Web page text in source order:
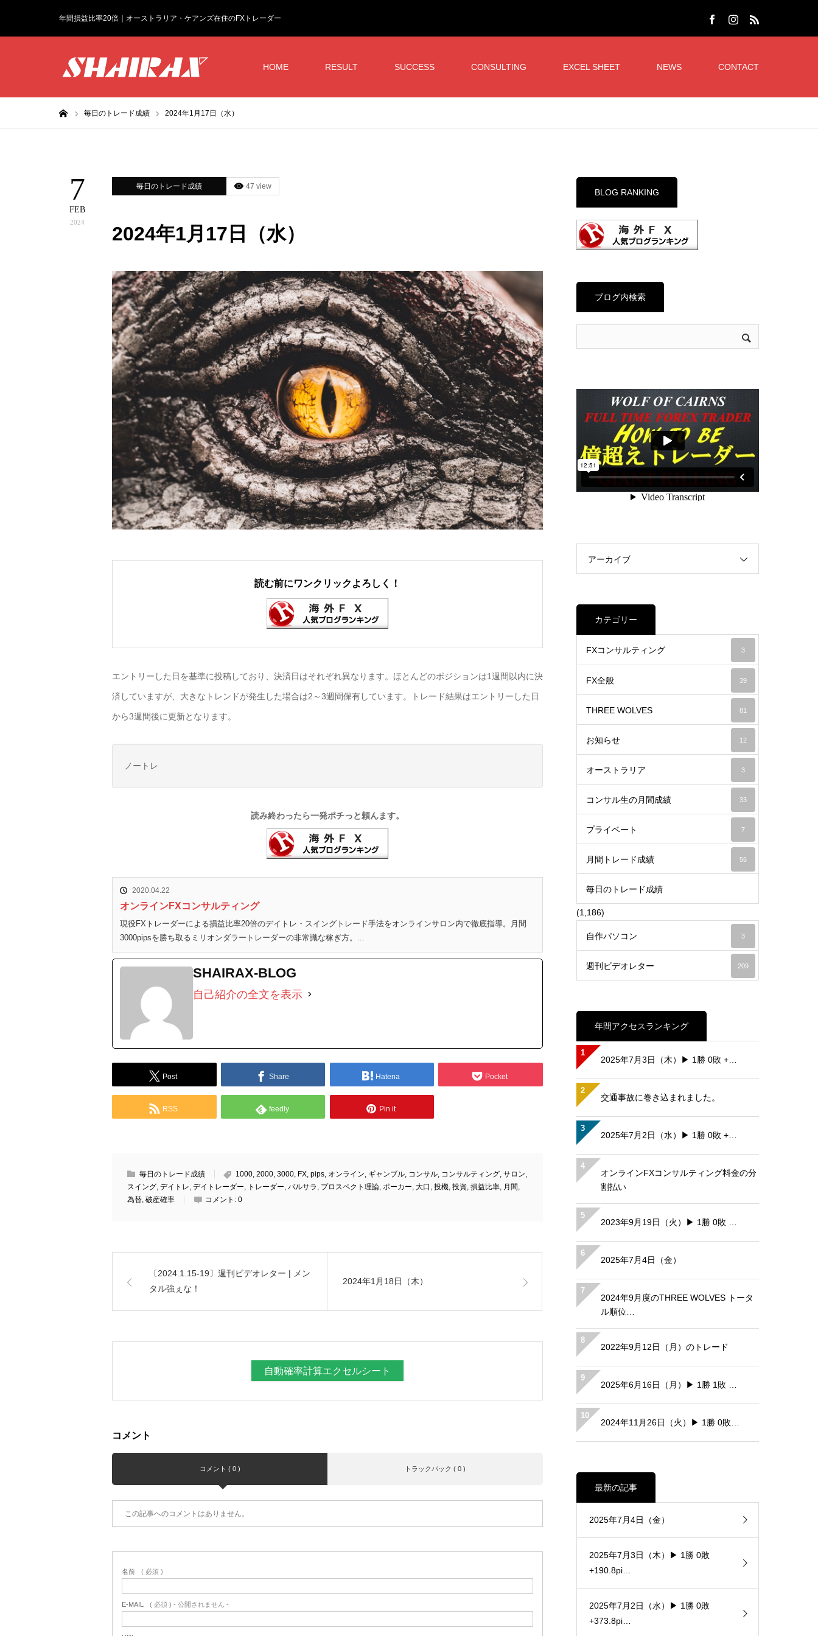
年間損益比率20倍｜オーストラリア・ケアンズ在住のFXトレーダー
HOME RESULT SUCCESS CONSULTING EXCEL SHEET NEWS CONTACT
毎日のトレード成績 2024年1月17日（水）
7
FEB
2024
毎日のトレード成績 47 view
2024年1月17日（水）
読む前にワンクリックよろしく！
エントリーした日を基準に投稿しており、決済日はそれぞれ異なります。ほとんどのポジションは1週間以内に決
済していますが、大きなトレンドが発生した場合は2～3週間保有しています。トレード結果はエントリーした日
から3週間後に更新となります。
ノートレ
読み終わったら一発ポチっと頼んます。
2020.04.22
オンラインFXコンサルティング
現役FXトレーダーによる損益比率20倍のデイトレ・スイングトレード手法をオンラインサロン内で徹底指導。月間
3000pipsを勝ち取るミリオンダラートレーダーの非常識な稼ぎ方。...
SHAIRAX-BLOG
自己紹介の全文を表示
Post Share Hatena Pocket
RSS feedly Pin it
毎日のトレード成績 1000, 2000, 3000, FX, pips, オンライン, ギャンブル, コンサル, コンサルティング, サロン,
スイング, デイトレ, デイトレーダー, トレーダー, バルサラ , プロスペクト理論, ポーカー, 大口 , 投機, 投資, 損益比率, 月間,
為替, 破産確率 コメント: 0
〔2024.1.15-19〕週刊ビデオレター | メン
タル強ぇな！
2024年1月18日（木）
自動確率計算エクセルシート
コメント
コメント ( 0 ) トラックバック ( 0 )
この記事へのコメントはありません。
名前 ( 必須 )
E-MAIL ( 必須 ) - 公開されません -
BLOG RANKING
ブログ内検索
アーカイブ
カテゴリー
FXコンサルティング 3
FX全般 39
THREE WOLVES 81
お知らせ 12
オーストラリア 3
コンサル生の月間成績 33
プライベート 7
月間トレード成績 56
毎日のトレード成績
(1,186)
自作パソコン 3
週刊ビデオレター 209
年間アクセスランキング
1
2025年7月3日（木）▶ 1勝 0敗 +…
2
交通事故に巻き込まれました。
3
2025年7月2日（水）▶ 1勝 0敗 +…
4
オンラインFXコンサルティング料金の分
割払い
5
2023年9月19日（火）▶ 1勝 0敗 …
6
2025年7月4日（金）
7
2024年9月度のTHREE WOLVES トータ
ル順位…
8
2022年9月12日（月）のトレード
9
2025年6月16日（月）▶ 1勝 1敗 …
10
2024年11月26日（火）▶ 1勝 0敗…
最新の記事
2025年7月4日（金）
2025年7月3日（木）▶ 1勝 0敗
+190.8pi…
2025年7月2日（水）▶ 1勝 0敗
+373.8pi…